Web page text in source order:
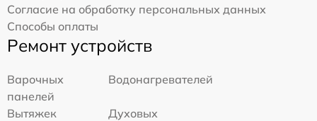
Согласие на обработку персональных данных
Способы оплаты
Ремонт устройств
Варочных
панелей
Водонагревателей
Вытяжек
Духовых